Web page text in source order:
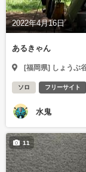
2022年4月16日
あるきゃん
[福岡県] しょうぶ
ソロ フリーサイト
水鬼
11